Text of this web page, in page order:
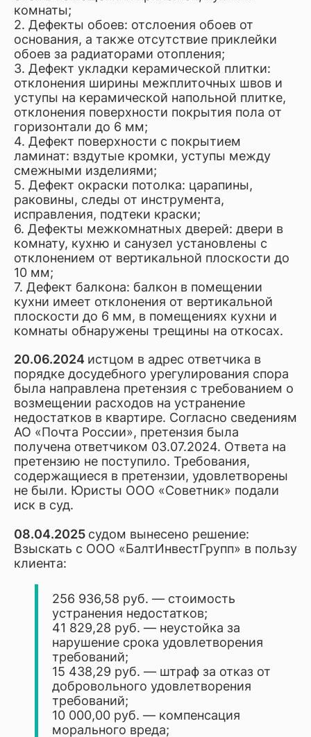
комнаты;
2. Дефекты обоев: отслоения обоев от
основания, а также отсутствие приклейки
обоев за радиаторами отопления;
3. Дефект укладки керамической плитки:
отклонения ширины межплиточных швов и
уступы на керамической напольной плитке,
отклонения поверхности покрытия пола от
горизонтали до 6 мм;
4. Дефект поверхности с покрытием
ламинат: вздутые кромки, уступы между
смежными изделиями;
5. Дефект окраски потолка: царапины,
раковины, следы от инструмента,
исправления, подтеки краски;
6. Дефекты межкомнатных дверей: двери в
комнату, кухню и санузел установлены с
отклонением от вертикальной плоскости до
10 мм;
7. Дефект балкона: балкон в помещении
кухни имеет отклонения от вертикальной
плоскости до 6 мм, в помещениях кухни и
комнаты обнаружены трещины на откосах.
20.06.2024 истцом в адрес ответчика в
порядке досудебного урегулирования спора
была направлена претензия с требованием о
возмещении расходов на устранение
недостатков в квартире. Согласно сведениям
АО «Почта России», претензия была
получена ответчиком 03.07.2024. Ответа на
претензию не поступило. Требования,
содержащиеся в претензии, удовлетворены
не были. Юристы ООО «Советник» подали
иск в суд.
08.04.2025 судом вынесено решение:
Взыскать с ООО «БалтИнвестГрупп» в пользу
клиента:
256 936,58 руб. — стоимость
устранения недостатков;
41 829,28 руб. — неустойка за
нарушение срока удовлетворения
требований;
15 438,29 руб. — штраф за отказ от
добровольного удовлетворения
требований;
10 000,00 руб. — компенсация
морального вреда;